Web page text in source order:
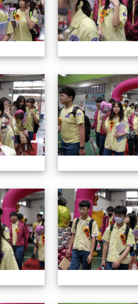
114年畢業典禮
114年畢業典禮